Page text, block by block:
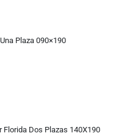
Plaza 090×190
Florida Dos Plazas 140X190